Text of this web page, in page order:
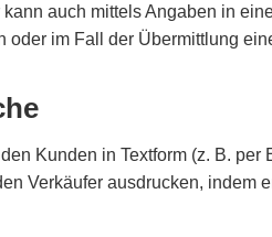
auch mittels Angaben in
im Fall der Übermittlung
Kunden in Textform (z. B.
Verkäufer ausdrucken,